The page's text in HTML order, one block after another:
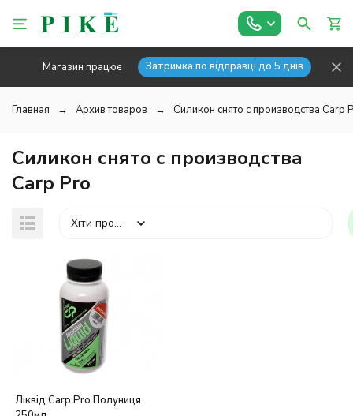
Магазин працює Затримка по відправці до 5 днів
Главная Архив товаров Силикон снято с производства Carp
Силикон снято с производства
Carp Pro
Хіти продажів
Ліквід Carp Pro Полуниця